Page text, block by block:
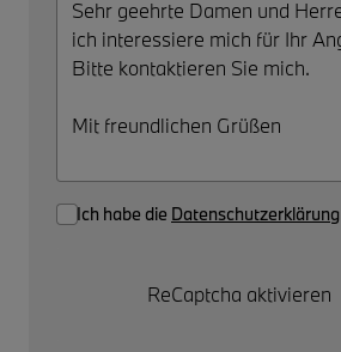
Ich habe die Datenschutzerklärung
ReCaptcha aktivieren